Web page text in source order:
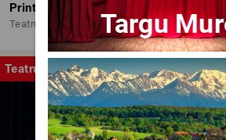
Printesele fermecate
Teatrul Amzei
Teatru
Targu